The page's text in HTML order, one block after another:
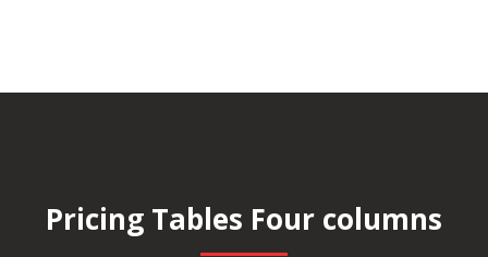
Pricing Tables Four columns